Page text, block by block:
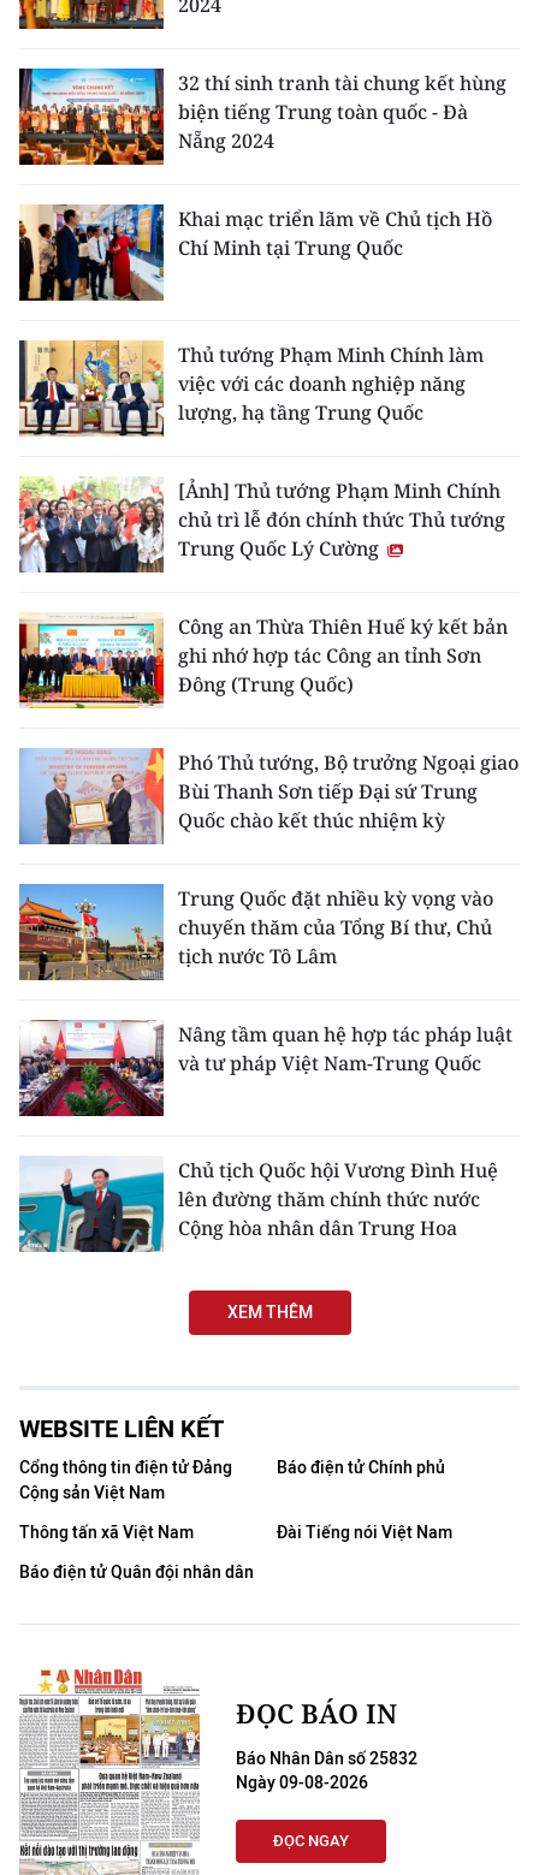
NHÂN DÂN CUỐI TUẦN
NHÂN DÂN HẰNG THÁNG
MUA BÁO
ENGLISH
FRANÇAIS
ESPAÑOL
한국어
32 thí sinh tranh tài chung kết hùng
biện tiếng Trung toàn quốc - Đà
Nẵng 2024
Khai mạc triển lãm về Chủ tịch Hồ
Chí Minh tại Trung Quốc
Thủ tướng Phạm Minh Chính làm
việc với các doanh nghiệp năng
lượng, hạ tầng Trung Quốc
[Ảnh] Thủ tướng Phạm Minh Chính
chủ trì lễ đón chính thức Thủ tướng
Trung Quốc Lý Cường
Công an Thừa Thiên Huế ký kết bản
ghi nhớ hợp tác Công an tỉnh Sơn
Đông (Trung Quốc)
Phó Thủ tướng, Bộ trưởng Ngoại giao
Bùi Thanh Sơn tiếp Đại sứ Trung
Quốc chào kết thúc nhiệm kỳ
Trung Quốc đặt nhiều kỳ vọng vào
chuyến thăm của Tổng Bí thư, Chủ
tịch nước Tô Lâm
Nâng tầm quan hệ hợp tác pháp luật
và tư pháp Việt Nam-Trung Quốc
Chủ tịch Quốc hội Vương Đình Huệ
lên đường thăm chính thức nước
Cộng hòa nhân dân Trung Hoa
XEM THÊM
WEBSITE LIÊN KẾT
Cổng thông tin điện tử Đảng
Cộng sản Việt Nam
Báo điện tử Chính phủ
Thông tấn xã Việt Nam
Đài Tiếng nói Việt Nam
Báo điện tử Quân đội nhân dân
ĐỌC BÁO IN
Báo Nhân Dân số 25832
Ngày 09-08-2026
ĐỌC NGAY